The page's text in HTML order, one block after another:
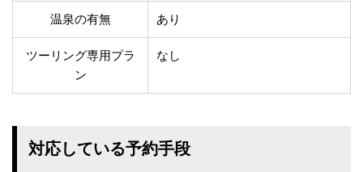
温泉の有無 あり
ツーリング専用プラ
ン
なし
対応している予約手段